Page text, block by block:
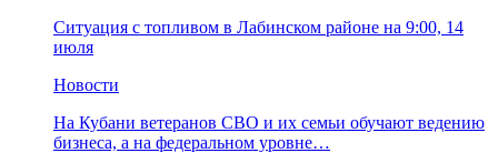
Ситуация с топливом в Лабинском районе на 9:00, 14
июля
Новости
На Кубани ветеранов СВО и их семьи обучают ведению
бизнеса, а на федеральном уровне…